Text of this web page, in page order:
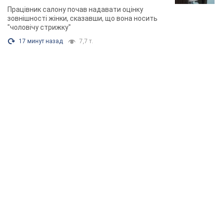
розгорівся скандал. Фото
Працівник салону почав надавати оцінку
зовнішності жінки, сказавши, що вона носить
"чоловічу стрижку"
17 минут назад 7,7 т.